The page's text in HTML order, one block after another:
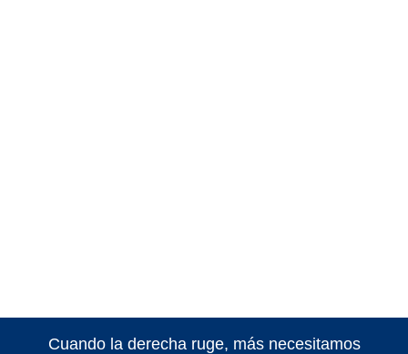
Cuando la derecha ruge, más necesitamos